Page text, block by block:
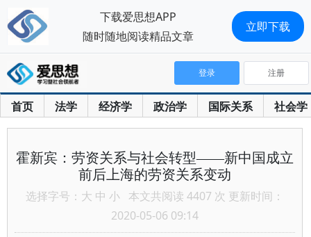
首页 法学 经济学 政治学 国际关系 社会学
登录 注册
霍新宾：劳资关系与社会转型——新中国成立
前后上海的劳资关系变动
选择字号： 大 中 小 本文共阅读 4407 次 更新时间：
2020-05-06 09:14
下载爱思想APP
随时随地阅读精品文章
立即下载